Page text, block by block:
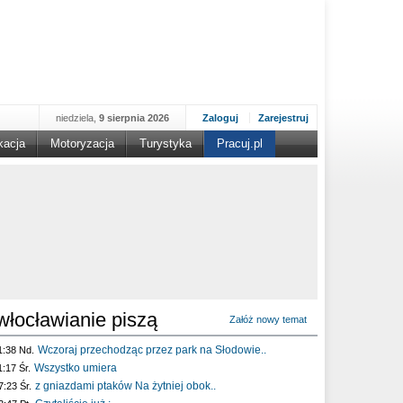
Zaloguj Zarejestruj
niedziela, 9 sierpnia 2026
Motoryzacja Turystyka Pracuj.pl
piszą Załóż nowy temat
Nd. Wczoraj przechodząc przez park na Słodowie..
Śr. Wszystko umiera
Śr. z gniazdami ptaków Na żytniej obok..